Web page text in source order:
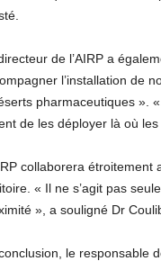
de l’AIRP a
l’installation de
pharmaceutiques ».
de les déployer là où
collaborera
« Il ne s’agit pas
», a souligné Dr
le responsable